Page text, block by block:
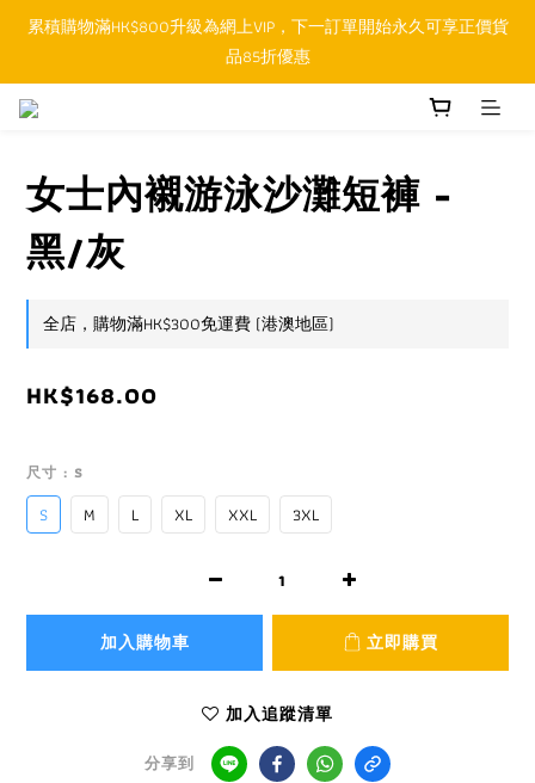
順豐香港SFHK APP取件通知功能將取代SMS短訊
累積購物滿HK$800升級為網上VIP，下一訂單開始永久可享正價貨
品85折優惠
順豐香港SFHK APP取件通知功能將取代SMS短訊
女士內襯游泳沙灘短褲 -
黑/灰
全店，購物滿HK$300免運費 (港澳地區)
HK$168.00
尺寸 : S
S M L XL XXL 3XL
加入購物車 立即購買
加入追蹤清單
分享到